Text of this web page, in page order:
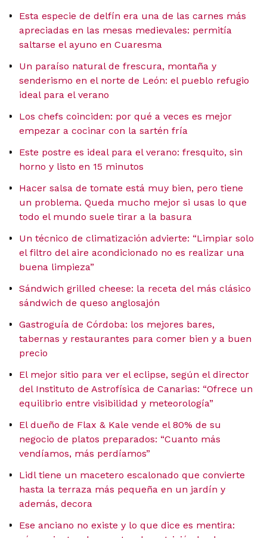
Esta especie de delfín era una de las carnes más
apreciadas en las mesas medievales: permitía
saltarse el ayuno en Cuaresma
Un paraíso natural de frescura, montaña y
senderismo en el norte de León: el pueblo refugio
ideal para el verano
Los chefs coinciden: por qué a veces es mejor
empezar a cocinar con la sartén fría
Este postre es ideal para el verano: fresquito, sin
horno y listo en 15 minutos
Hacer salsa de tomate está muy bien, pero tiene
un problema. Queda mucho mejor si usas lo que
todo el mundo suele tirar a la basura
Un técnico de climatización advierte: “Limpiar solo
el filtro del aire acondicionado no es realizar una
buena limpieza”
Sándwich grilled cheese: la receta del más clásico
sándwich de queso anglosajón
Gastroguía de Córdoba: los mejores bares,
tabernas y restaurantes para comer bien y a buen
precio
El mejor sitio para ver el eclipse, según el director
del Instituto de Astrofísica de Canarias: “Ofrece un
equilibrio entre visibilidad y meteorología”
El dueño de Flax & Kale vende el 80% de su
negocio de platos preparados: “Cuanto más
vendíamos, más perdíamos”
Lidl tiene un macetero escalonado que convierte
hasta la terraza más pequeña en un jardín y
además, decora
Ese anciano no existe y lo que dice es mentira: